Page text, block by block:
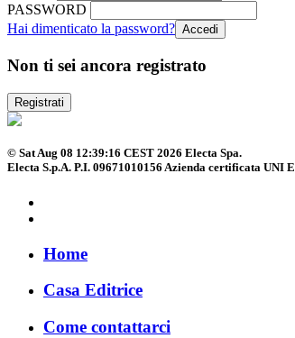
PASSWORD
Hai dimenticato la password?
Non ti sei ancora registrato
Registrati
© Sat Aug 08 12:39:16 CEST 2026 Electa Spa.
Electa S.p.A. P.I. 09671010156 Azienda certificata UNI
Home
Casa Editrice
Come contattarci